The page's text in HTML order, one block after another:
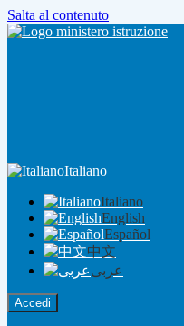
Salta al contenuto
Italiano
Italiano
English
Español
中文
عربى
Accedi